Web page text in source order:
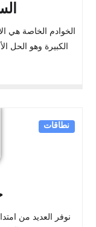
الخوادم الخاصة هي
الكبيرة وهو الحل
نطاقات
نوفر العديد من